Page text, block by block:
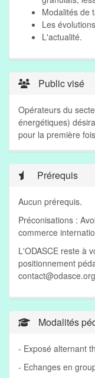
Modalités de
Les
L'actualité.
Public visé
Opérateurs du
énergétiques)
pour la première
Prérequis
Aucun prérequis.
Préconisations :
commerce
L'ODASCE reste à
positionnement
contact@odasce.org
Modalités
- Exposé alternant
- Echanges en